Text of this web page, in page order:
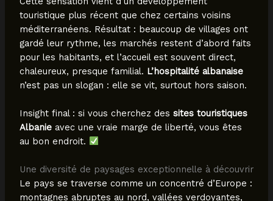
touristique plus récent que chez certains voisins
méditerranéens. Résultat : beaucoup de villages ont
gardé leur rythme, les marchés restent d’abord faits
pour les habitants, et l’accueil est souvent direct,
chaleureux, presque familial. L’hospitalité albanaise
n’est pas un slogan : elle se vit, surtout hors saison.
Insight final : si vous cherchez des sites touristiques
Albanieavec une vraie marge de liberté, vous êtes
au bon endroit.
Une diversité de paysages exceptionnelle à découvrir
Le pays se traverse comme un concentré d’Europe :
montagnes abruptes au nord, vallées verdoyantes,